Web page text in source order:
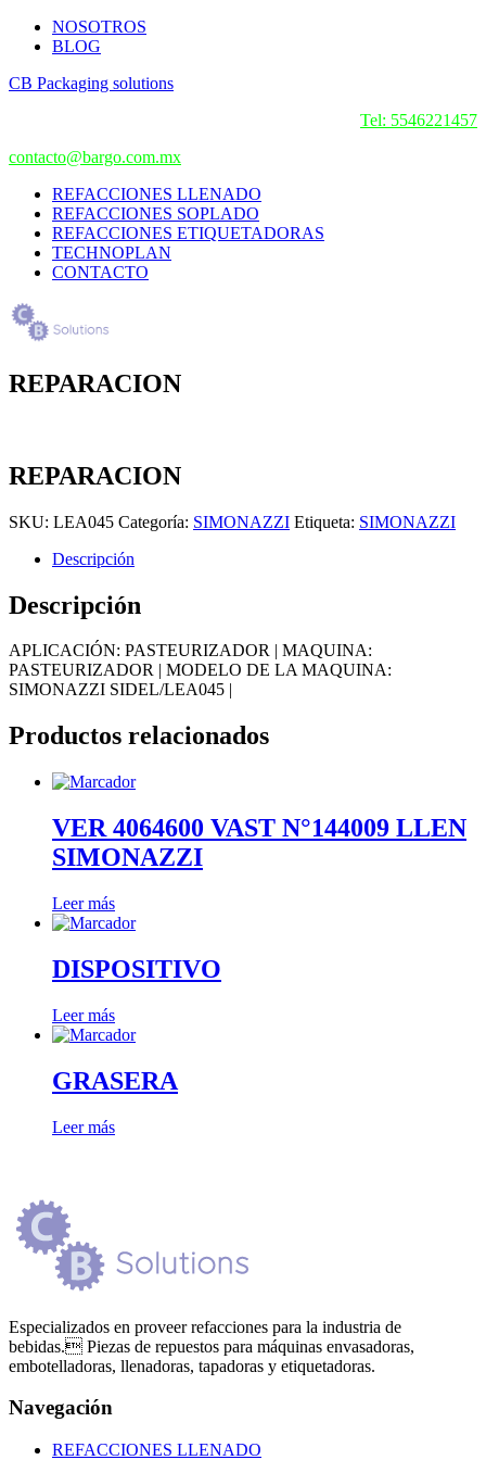
NOSOTROS
BLOG
CB Packaging solutions
Tel: 5546221457
contacto@bargo.com.mx
REFACCIONES LLENADO
REFACCIONES SOPLADO
REFACCIONES ETIQUETADORAS
TECHNOPLAN
CONTACTO
REPARACION
REPARACION
SKU: LEA045 Categoría: SIMONAZZI Etiqueta: SIMONAZZI
Descripción
Descripción
APLICACIÓN: PASTEURIZADOR | MAQUINA:
PASTEURIZADOR | MODELO DE LA MAQUINA:
SIMONAZZI SIDEL/LEA045 |
Productos relacionados
VER 4064600 VAST N°144009 LLEN
SIMONAZZI
Leer más
DISPOSITIVO
Leer más
GRASERA
Leer más
Especializados en proveer refacciones para la industria de
bebidas. Piezas de repuestos para máquinas envasadoras,
embotelladoras, llenadoras, tapadoras y etiquetadoras.
Navegación
REFACCIONES LLENADO